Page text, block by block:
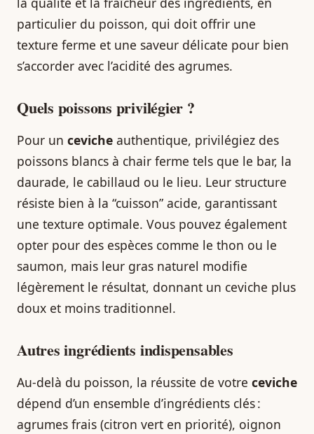
particulier du poisson, qui doit offrir une
texture ferme et une saveur délicate pour bien
s’accorder avec l’acidité des agrumes.
Quels poissons privilégier ?
Pour un ceviche authentique, privilégiez des
poissons blancs à chair ferme tels que le bar, la
daurade, le cabillaud ou le lieu. Leur structure
résiste bien à la “cuisson” acide, garantissant
une texture optimale. Vous pouvez également
opter pour des espèces comme le thon ou le
saumon, mais leur gras naturel modifie
légèrement le résultat, donnant un ceviche plus
doux et moins traditionnel.
Autres ingrédients indispensables
Au-delà du poisson, la réussite de votre ceviche
dépend d’un ensemble d’ingrédients clés :
agrumes frais (citron vert en priorité), oignon